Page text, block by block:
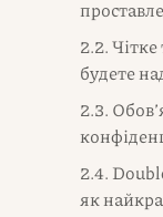
2.2.
будете
2.3.
2.4.
як